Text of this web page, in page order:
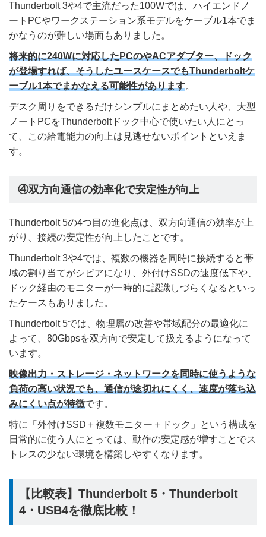
Thunderbolt 3や4で主流だった100Wでは、ハイエンドノ
ートPCやワークステーション系モデルをケーブル1本でま
かなうのが難しい場面もありました。
将来的に240Wに対応したPCのやACアダプター、ドック
が登場すれば、そうしたユースケースでもThunderboltケ
ーブル1本でまかなえる可能性があります。
デスク周りをできるだけシンプルにまとめたい人や、大型
ノートPCをThunderboltドック中心で使いたい人にとっ
て、この給電能力の向上は見逃せないポイントといえま
す。
④双方向通信の効率化で安定性が向上
Thunderbolt 5の4つ目の進化点は、双方向通信の効率が上
がり、接続の安定性が向上したことです。
Thunderbolt 3や4では、複数の機器を同時に接続すると帯
域の割り当てがシビアになり、外付けSSDの速度低下や、
ドック経由のモニターが一時的に認識しづらくなるといっ
たケースもありました。
Thunderbolt 5では、物理層の改善や帯域配分の最適化に
よって、80Gbpsを双方向で安定して扱えるようになって
います。
映像出力・ストレージ・ネットワークを同時に使うような
負荷の高い状況でも、通信が途切れにくく、速度が落ち込
みにくい点が特徴です。
特に「外付けSSD＋複数モニター＋ドック」という構成を
日常的に使う人にとっては、動作の安定感が増すことでス
トレスの少ない環境を構築しやすくなります。
【比較表】Thunderbolt 5・Thunderbolt
4・USB4を徹底比較！